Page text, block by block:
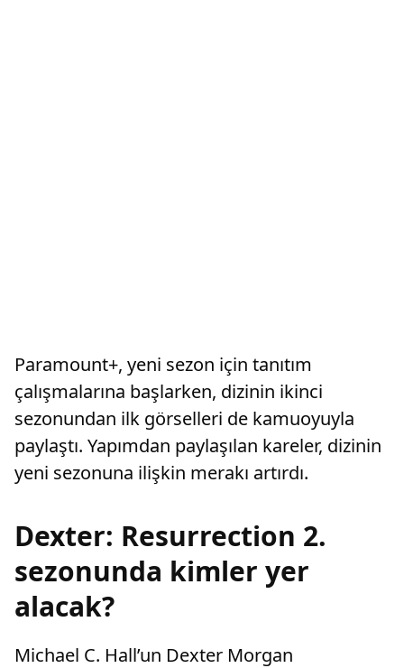
Paramount+, yeni sezon için tanıtım
çalışmalarına başlarken, dizinin ikinci
sezonundan ilk görselleri de kamuoyuyla
paylaştı. Yapımdan paylaşılan kareler, dizinin
yeni sezonuna ilişkin merakı artırdı.
Dexter: Resurrection 2.
sezonunda kimler yer
alacak?
Michael C. Hall’un Dexter Morgan